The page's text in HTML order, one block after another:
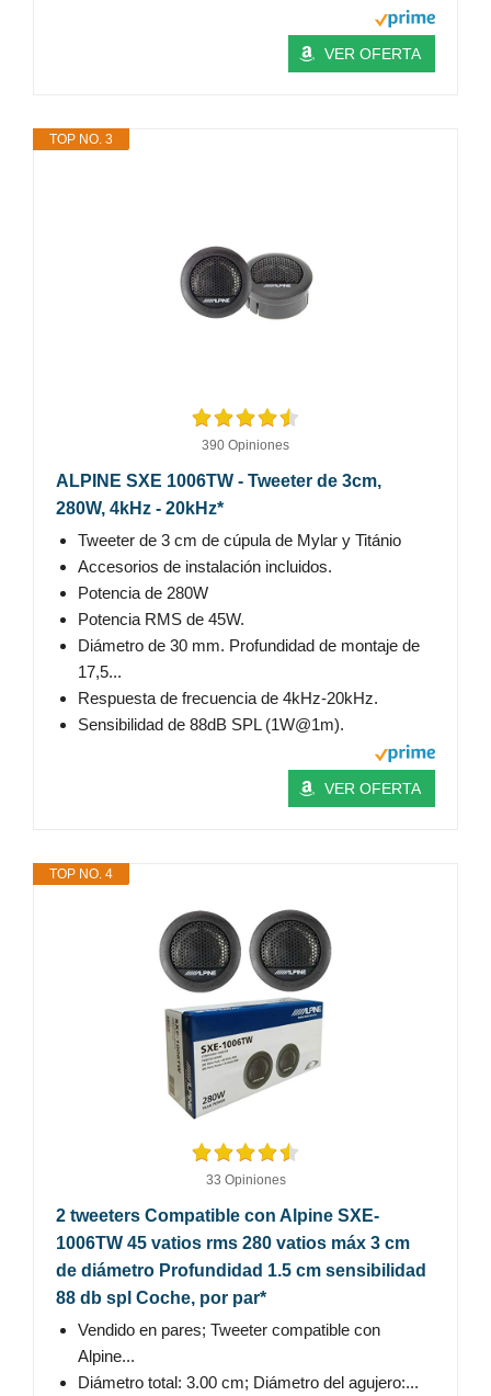
VER OFERTA
TOP NO. 3
390 Opiniones
ALPINE SXE 1006TW - Tweeter de 3cm,
280W, 4kHz - 20kHz*
Tweeter de 3 cm de cúpula de Mylar y Titánio
Accesorios de instalación incluidos.
Potencia de 280W
Potencia RMS de 45W.
Diámetro de 30 mm. Profundidad de montaje de
17,5...
Respuesta de frecuencia de 4kHz-20kHz.
Sensibilidad de 88dB SPL (1W@1m).
VER OFERTA
TOP NO. 4
33 Opiniones
2 tweeters Compatible con Alpine SXE-
1006TW 45 vatios rms 280 vatios máx 3 cm
de diámetro Profundidad 1.5 cm sensibilidad
88 db spl Coche, por par*
Vendido en pares; Tweeter compatible con
Alpine...
Diámetro total: 3.00 cm; Diámetro del agujero:...